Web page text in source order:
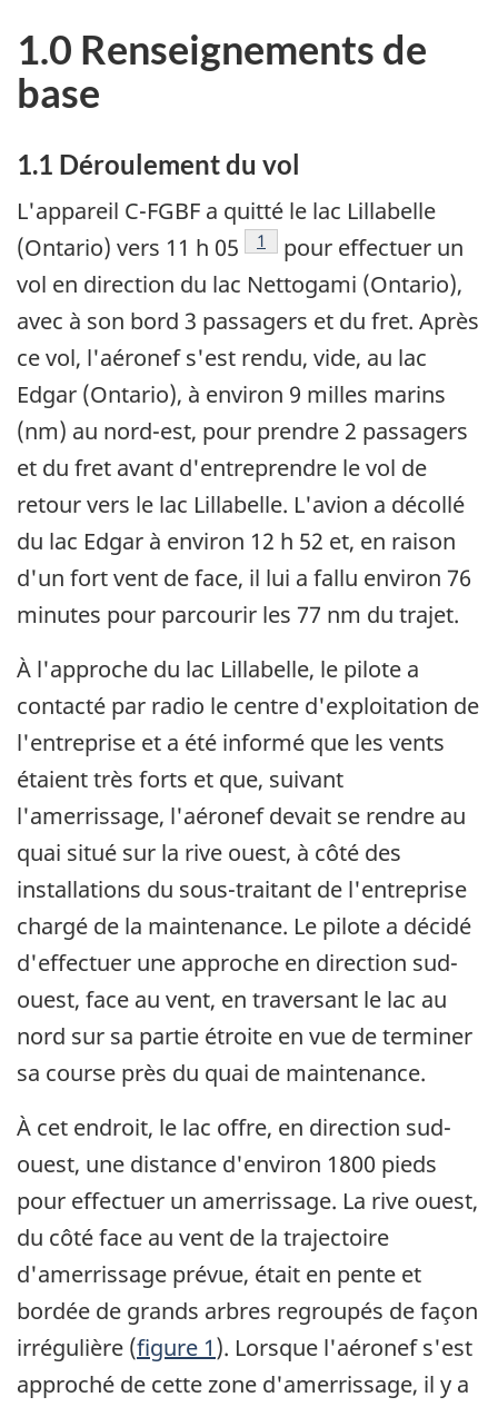
1.0 Renseignements de
base
1.1 Déroulement du vol
L'appareil C-FGBF a quitté le lac Lillabelle
(Ontario) vers 11 h 05
Note de bas de page
1
pour effectuer un
vol en direction du lac Nettogami (Ontario),
avec à son bord 3 passagers et du fret. Après
ce vol, l'aéronef s'est rendu, vide, au lac
Edgar (Ontario), à environ 9 milles marins
(nm) au nord-est, pour prendre 2 passagers
et du fret avant d'entreprendre le vol de
retour vers le lac Lillabelle. L'avion a décollé
du lac Edgar à environ 12 h 52 et, en raison
d'un fort vent de face, il lui a fallu environ 76
minutes pour parcourir les 77 nm du trajet.
À l'approche du lac Lillabelle, le pilote a
contacté par radio le centre d'exploitation de
l'entreprise et a été informé que les vents
étaient très forts et que, suivant
l'amerrissage, l'aéronef devait se rendre au
quai situé sur la rive ouest, à côté des
installations du sous-traitant de l'entreprise
chargé de la maintenance. Le pilote a décidé
d'effectuer une approche en direction sud-
ouest, face au vent, en traversant le lac au
nord sur sa partie étroite en vue de terminer
sa course près du quai de maintenance.
À cet endroit, le lac offre, en direction sud-
ouest, une distance d'environ 1800 pieds
pour effectuer un amerrissage. La rive ouest,
du côté face au vent de la trajectoire
d'amerrissage prévue, était en pente et
bordée de grands arbres regroupés de façon
irrégulière (figure 1). Lorsque l'aéronef s'est
approché de cette zone d'amerrissage, il y a